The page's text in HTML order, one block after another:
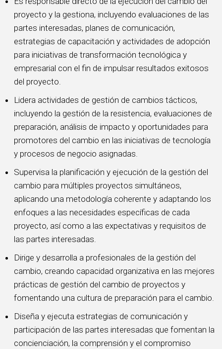
proyecto y la gestiona, incluyendo evaluaciones de las
partes interesadas, planes de comunicación,
estrategias de capacitación y actividades de adopción
para iniciativas de transformación tecnológica y
empresarial con el fin de impulsar resultados exitosos
del proyecto.
Lidera actividades de gestión de cambios tácticos,
incluyendo la gestión de la resistencia, evaluaciones de
preparación, análisis de impacto y oportunidades para
promotores del cambio en las iniciativas de tecnología
y procesos de negocio asignadas.
Supervisa la planificación y ejecución de la gestión del
cambio para múltiples proyectos simultáneos,
aplicando una metodología coherente y adaptando los
enfoques a las necesidades específicas de cada
proyecto, así como a las expectativas y requisitos de
las partes interesadas.
Dirige y desarrolla a profesionales de la gestión del
cambio, creando capacidad organizativa en las mejores
prácticas de gestión del cambio de proyectos y
fomentando una cultura de preparación para el cambio.
Diseña y ejecuta estrategias de comunicación y
participación de las partes interesadas que fomentan la
concienciación, la comprensión y el compromiso